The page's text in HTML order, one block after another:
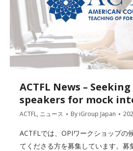
ACTFL News –
speakers for mock
ACTFL, ニュース By iGroup Japan
ACTFLでは、OPIワークショップの
てくださる方を募集しています。募